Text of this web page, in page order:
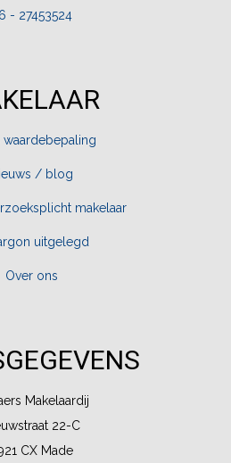
- 27453524
waardebepaling
/ blog
makelaar
uitgelegd
Over ons
Makelaardij
22-C
CX Made